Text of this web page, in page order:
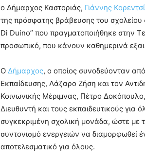
ο Δήμαρχος Καστοριάς, Γιάννης
της πρόσφατης βράβευσης του σχολείου
Di Duino” που πραγματοποιήθηκε στην
προσωπικό, που κάνουν καθημερινά
Ο Δήμαρχος, ο οποίος συνοδεύονταν
Εκπαίδευσης, Λάζαρο Ζήση και τον
Κοινωνικής Μέριμνας, Πέτρο
Διευθυντή και τους εκπαιδευτικούς
συγκεκριμένη σχολική μονάδα, ώστε με
συντονισμό ενεργειών να διαμορφωθεί
αποτελεσματικό για όλους.